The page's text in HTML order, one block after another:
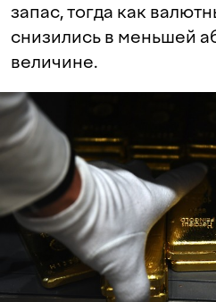
запас, тогда как
снизились в меньшей
величине.